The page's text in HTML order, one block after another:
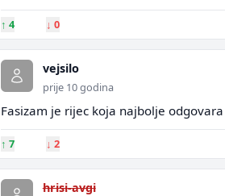
↑ 4 ↓ 0
vejsilo
prije 10 godina
Fasizam je rijec koja najbolje
↑ 7 ↓ 2
hrisi-avgi